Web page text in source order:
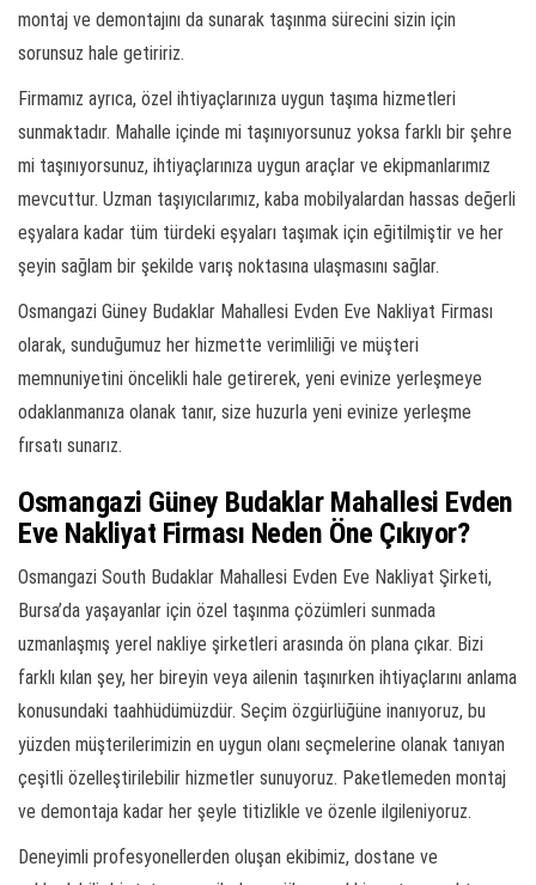
montaj ve demontajını da sunarak taşınma sürecini sizin için
sorunsuz hale getiririz.
Firmamız ayrıca, özel ihtiyaçlarınıza uygun taşıma hizmetleri
sunmaktadır. Mahalle içinde mi taşınıyorsunuz yoksa farklı bir şehre
mi taşınıyorsunuz, ihtiyaçlarınıza uygun araçlar ve ekipmanlarımız
mevcuttur. Uzman taşıyıcılarımız, kaba mobilyalardan hassas değerli
eşyalara kadar tüm türdeki eşyaları taşımak için eğitilmiştir ve her
şeyin sağlam bir şekilde varış noktasına ulaşmasını sağlar.
Osmangazi Güney Budaklar Mahallesi Evden Eve Nakliyat Firması
olarak, sunduğumuz her hizmette verimliliği ve müşteri
memnuniyetini öncelikli hale getirerek, yeni evinize yerleşmeye
odaklanmanıza olanak tanır, size huzurla yeni evinize yerleşme
fırsatı sunarız.
Osmangazi Güney Budaklar Mahallesi Evden
Eve Nakliyat Firması Neden Öne Çıkıyor?
Osmangazi South Budaklar Mahallesi Evden Eve Nakliyat Şirketi,
Bursa’da yaşayanlar için özel taşınma çözümleri sunmada
uzmanlaşmış yerel nakliye şirketleri arasında ön plana çıkar. Bizi
farklı kılan şey, her bireyin veya ailenin taşınırken ihtiyaçlarını anlama
konusundaki taahhüdümüzdür. Seçim özgürlüğüne inanıyoruz, bu
yüzden müşterilerimizin en uygun olanı seçmelerine olanak tanıyan
çeşitli özelleştirilebilir hizmetler sunuyoruz. Paketlemeden montaj
ve demontaja kadar her şeyle titizlikle ve özenle ilgileniyoruz.
Deneyimli profesyonellerden oluşan ekibimiz, dostane ve